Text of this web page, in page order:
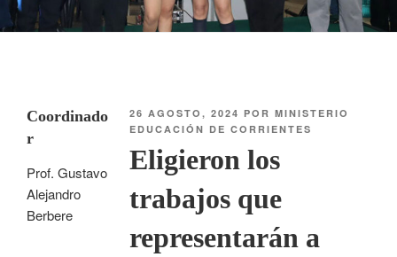
26 AGOSTO, 2024 PORMINISTERIO
EDUCACIÓN DE CORRIENTES
Eligieron los
trabajos que
representarán a
Coordinado
r
Prof. Gustavo
Alejandro
Berbere